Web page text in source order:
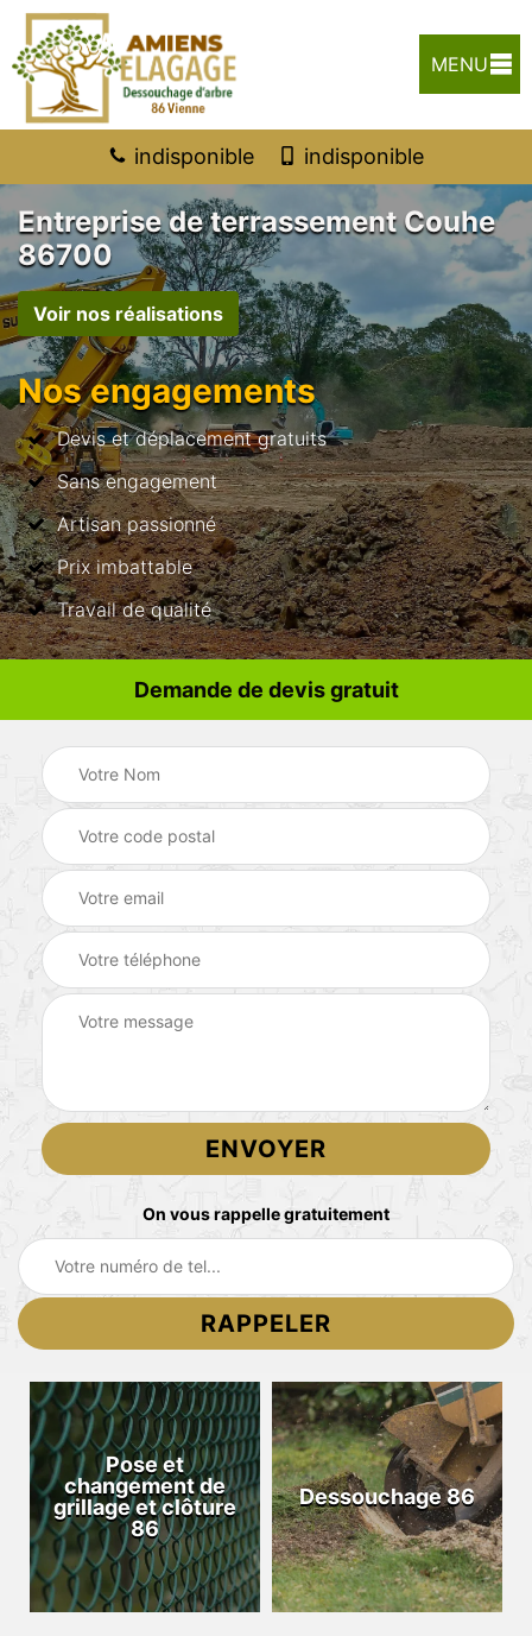
MENU
indisponible indisponible
Entreprise de terrassement Couhe
86700
Voir nos réalisations
Nos engagements
Devis et déplacement gratuits
Sans engagement
Artisan passionné
Prix imbattable
Travail de qualité
Demande de devis gratuit
On vous rappelle gratuitement
Pose et
changement de
grillage et clôture
86
Dessouchage 86